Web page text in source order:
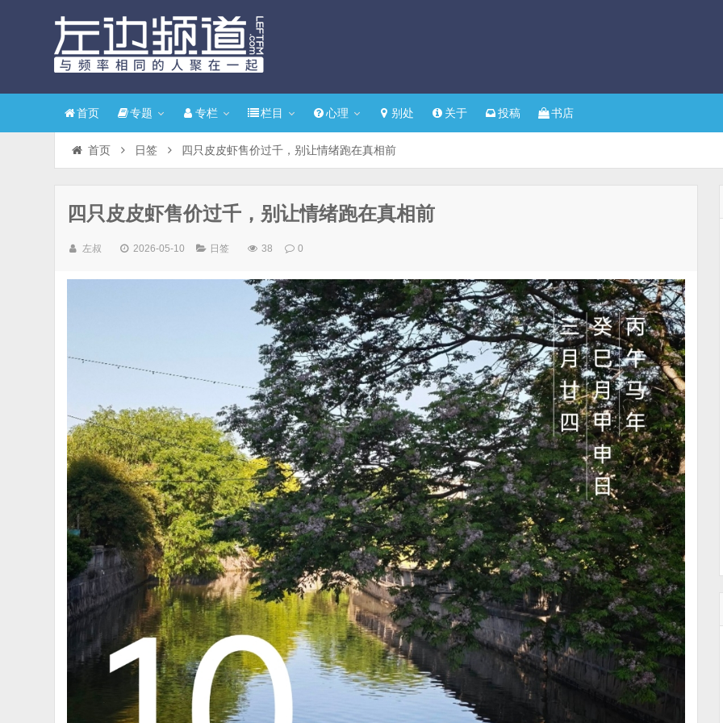
首页 专题 专栏 栏目 心理 别处 关于 投稿 书店
首页 日签 四只皮皮虾售价过千，别让情绪跑在真相前
四只皮皮虾售价过千，别让情绪跑在真相前
左叔 2026-05-10 日签 38 0